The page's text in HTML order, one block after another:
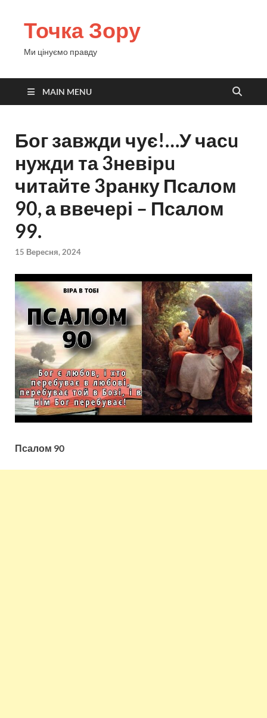
Точка Зору
Ми цінуємо правду
MAIN MENU
Бог завжди чує!…У часu
нужди та 3невірu
читайте 3ранку Псалом
90, а ввечері – Псалом
99.
15 Вересня, 2024
Псалом 90